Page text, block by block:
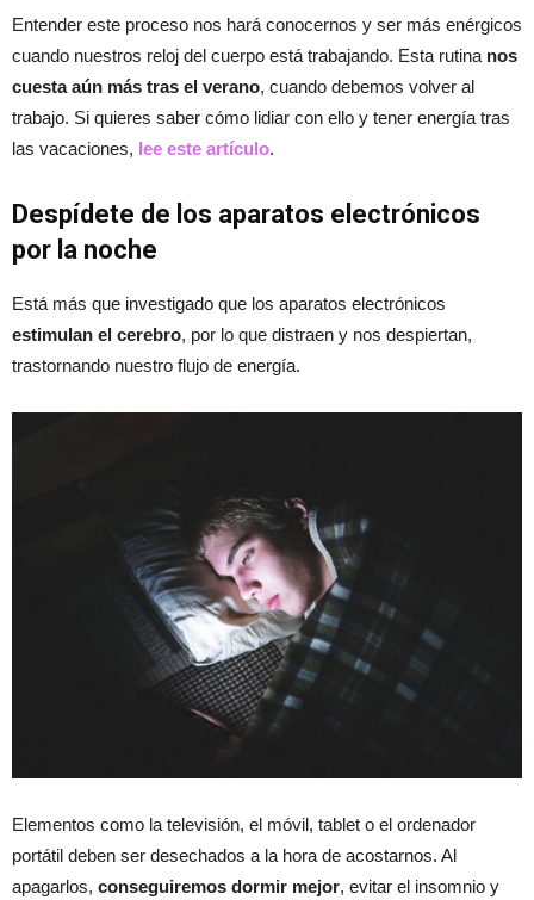
Entender este proceso nos hará conocernos y ser más enérgicos
cuando nuestros reloj del cuerpo está trabajando. Esta rutina nos
cuesta aún más tras el verano, cuando debemos volver al
trabajo. Si quieres saber cómo lidiar con ello y tener energía tras
las vacaciones, lee este artículo.
Despídete de los aparatos electrónicos
por la noche
Está más que investigado que los aparatos electrónicos
estimulan el cerebro, por lo que distraen y nos despiertan,
trastornando nuestro flujo de energía.
Elementos como la televisión, el móvil, tablet o el ordenador
portátil deben ser desechados a la hora de acostarnos. Al
apagarlos, conseguiremos dormir mejor, evitar el insomnio y